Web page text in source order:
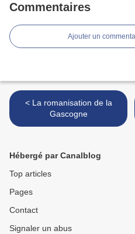
Commentaires
Ajouter un
< La romanisation de la
Gascogne
Hébergé par Canalblog
Top articles
Pages
Contact
Signaler un abus